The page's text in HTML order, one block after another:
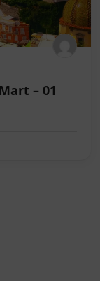
– 01